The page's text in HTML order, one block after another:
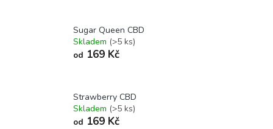
Sugar Queen CBD
Skladem (>5 ks)
od 169 Kč
Strawberry CBD
Skladem (>5 ks)
od 169 Kč